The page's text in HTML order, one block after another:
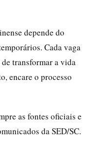
depende do
Cada vaga
transformar a vida
encare o processo
as fontes oficiais e
da SED/SC.